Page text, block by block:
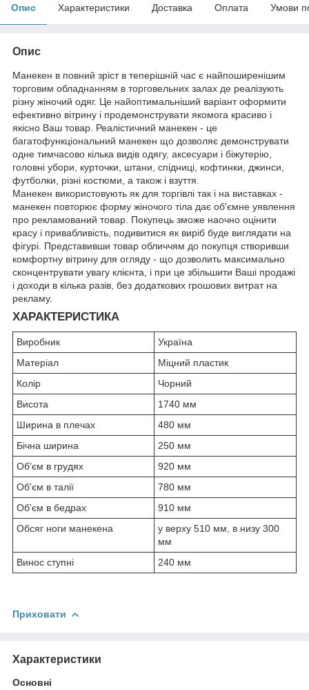
Опис Характеристики Доставка Оплата Умови
Опис
Манекен в повний зріст в теперішній час є найпоширенішим
торговим обладнанням в торговельних залах де реалізують
різну жіночий одяг. Це найоптимальніший варіант оформити
ефективно вітрину і продемонструвати якомога красиво і
якісно Ваш товар. Реалістичний манекен - це
багатофункціональний манекен що дозволяє демонструвати
одне тимчасово кілька видів одягу, аксесуари і біжутерію,
головні убори, курточки, штани, спідниці, кофтинки, джинси,
футболки, різні костюми, а також і взуття.
Манекен використовують як для торгівлі так і на виставках -
манекен повторює форму жіночого тіла дає об'ємне уявлення
про рекламований товар. Покупець зможе наочно оцінити
красу і привабливість, подивитися як виріб буде виглядати на
фігурі. Представивши товар обличчям до покупця створивши
комфортну вітрину для огляду - що дозволить максимально
сконцентрувати увагу клієнта, і при це збільшити Ваші продажі
і доходи в кілька разів, без додаткових грошових витрат на
рекламу.
ХАРАКТЕРИСТИКА
Виробник
Україна
Матеріал
Міцний пластик
Колір
Чорний
Висота
1740 мм
Ширина в плечах
480 мм
Бічна ширина
250 мм
Об'єм в грудях
920 мм
Об'єм в талії
780 мм
Об'єм в бедрах
910 мм
Обсяг ноги манекена
у верху 510 мм, в низу 300
мм
Винос ступні
240 мм
Приховати
Характеристики
Основні